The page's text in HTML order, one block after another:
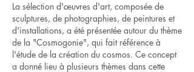
La sélection d'œuvres d'art, composée de
sculptures, de photographies, de peintures et
d'installations, a été présentée autour du thème
de la "Cosmogonie", qui fait référence à
l'étude de la création du cosmos. Ce concept
a donné lieu à plusieurs thèmes dans cette